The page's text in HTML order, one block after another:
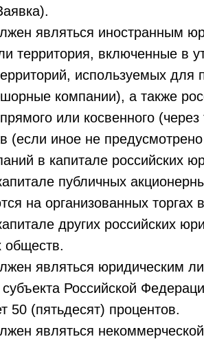
являться иностранным
территория, включенные
используемых
компании), а также
или косвенного
(если иное не
в капитале российских
публичных
на организованных торгах
других российских
обществ.
являться юридическим
Российской
50 (пятьдесят) процентов.
являться